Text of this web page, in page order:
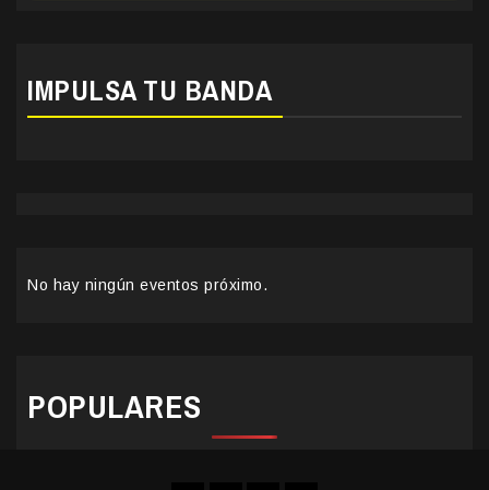
IMPULSA TU BANDA
No hay ningún eventos próximo.
POPULARES